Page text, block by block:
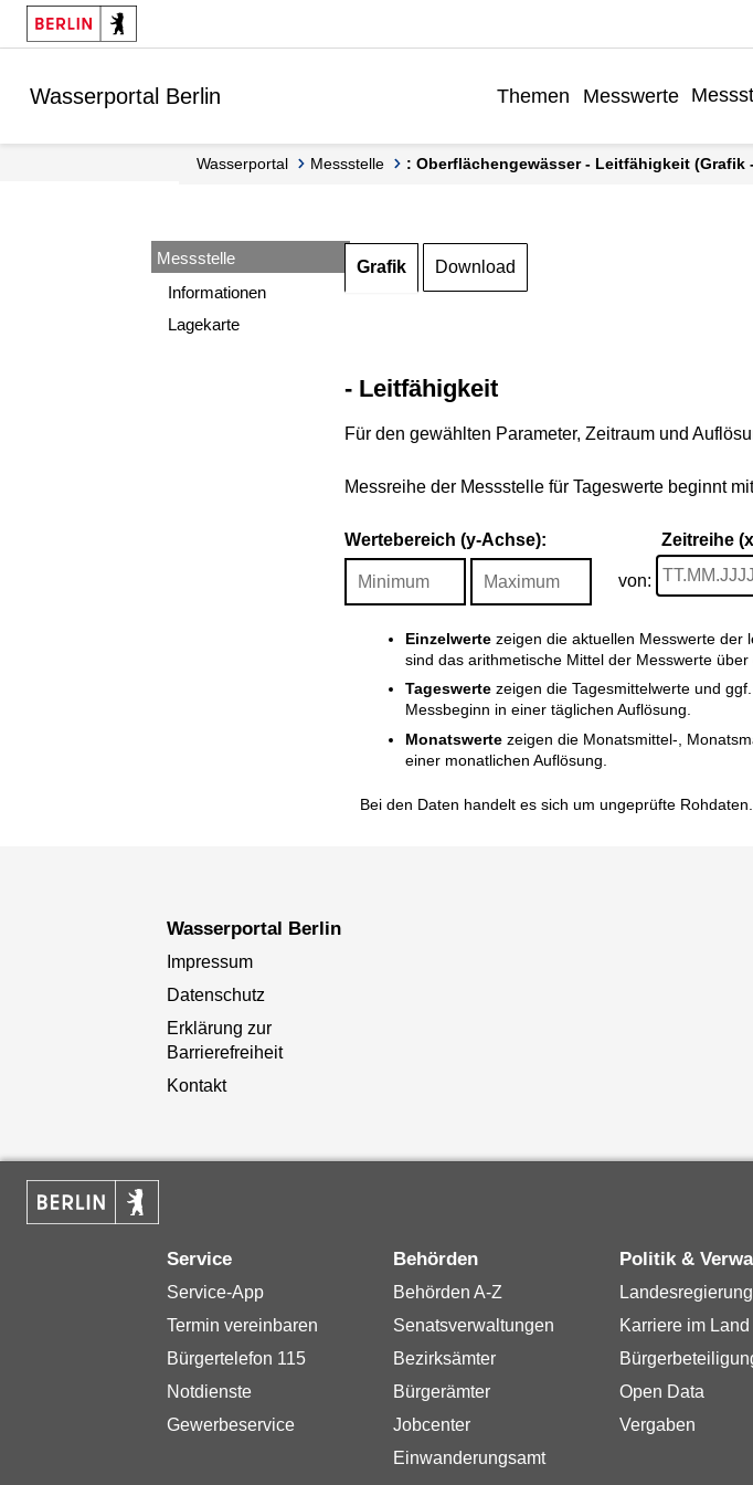
Springe zur Navigation
Springe zum Inhalt
Wasserportal Berlin Themen Messwerte
Wasserportal Messstelle : Oberflächengewässer - Leitfähigkeit (Grafik
Messstelle
Informationen
Lagekarte
Grafik Download
- Leitfähigkeit
Für den gewählten Parameter, Zeitraum und
Messreihe der Messstelle für Tageswerte beginnt
Wertebereich (y-Achse): Zeitreihe
von:
Einzelwertezeigen die aktuellen Messwerte der
sind das arithmetische Mittel der Messwerte
Tageswertezeigen die Tagesmittelwerte und
Messbeginn in einer täglichen Auflösung.
Monatswertezeigen die Monatsmittel-,
einer monatlichen Auflösung.
Bei den Daten handelt es sich um ungeprüfte
Wasserportal Berlin
Impressum
Datenschutz
Erklärung zur
Barrierefreiheit
Kontakt
Service
Service-App
Termin vereinbaren
Bürgertelefon 115
Notdienste
Gewerbeservice
Behörden
Behörden A-Z
Senatsverwaltungen
Bezirksämter
Bürgerämter
Jobcenter
Einwanderungsamt
Politik &
Landesregierung
Karriere im
Open Data
Vergaben